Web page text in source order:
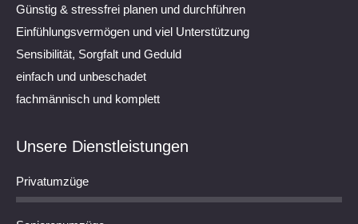
Günstig & stressfrei planen und durchführen
Einfühlungsvermögen und viel Unterstützung
Sensibilität, Sorgfalt und Geduld
einfach und unbeschadet
fachmännisch und komplett
Unsere Dienstleistungen
Privatumzüge